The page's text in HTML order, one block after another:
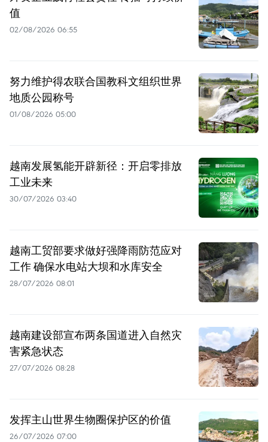
值
02/08/2026 06:55
努力维护得农联合国教科文组织世界
地质公园称号
01/08/2026 05:00
越南发展氢能开辟新径：开启零排放
工业未来
30/07/2026 03:40
越南工贸部要求做好强降雨防范应对
工作 确保水电站大坝和水库安全
28/07/2026 08:01
越南建设部宣布两条国道进入自然灾
害紧急状态
27/07/2026 08:28
发挥主山世界生物圈保护区的价值
26/07/2026 07:00